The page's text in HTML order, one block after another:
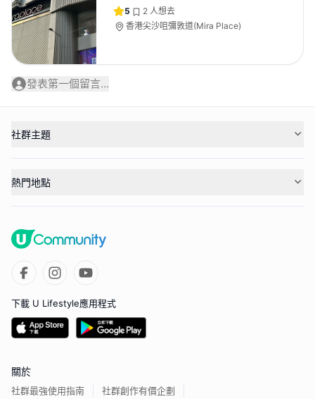
5 2 人想去
香港尖沙咀彌敦道(Mira Place)
發表第一個留言...
社群主題
熱門地點
下載 U Lifestyle應用程式
關於
社群最強使用指南 社群創作有價企劃